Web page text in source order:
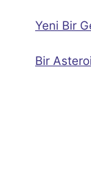
Yeni Bir
Bir